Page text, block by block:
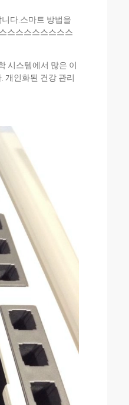
다.스마트 방법을
스스스스스스스스
시스템에서 많은 이
개인화된 건강 관리